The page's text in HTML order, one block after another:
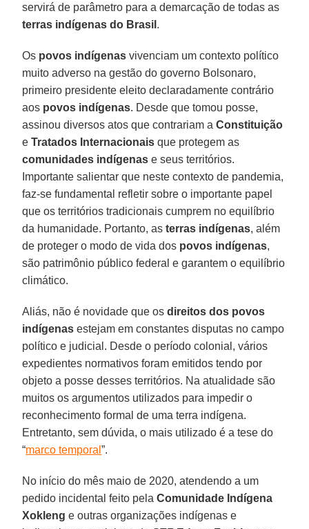
servirá de parâmetro para a demarcação de todas as
terras indígenas do Brasil .
Os povos indígenas vivenciam um contexto político
muito adverso na gestão do governo Bolsonaro,
primeiro presidente eleito declaradamente contrário
aos povos indígenas. Desde que tomou posse,
assinou diversos atos que contrariam aConstituição
eTratados Internacionais que protegem as
comunidades indígenas e seus territórios.
Importante salientar que neste contexto de pandemia,
faz-se fundamental refletir sobre o importante papel
que os territórios tradicionais cumprem no equilíbrio
da humanidade. Portanto, asterras indígenas, além
de proteger o modo de vida dos povos indígenas,
são patrimônio público federal e garantem o equilíbrio
climático.
Aliás, não é novidade que osdireitos dos povos
indígenas estejam em constantes disputas no campo
político e judicial. Desde o período colonial, vários
expedientes normativos foram emitidos tendo por
objeto a posse desses territórios. Na atualidade são
muitos os argumentos utilizados para impedir o
reconhecimento formal de uma terra indígena.
Entretanto, sem dúvida, o mais utilizado é a tese do
“marco temporal”.
No início do mês maio de 2020, atendendo a um
pedido incidental feito pelaComunidade Indígena
Xokleng e outras organizações indígenas e